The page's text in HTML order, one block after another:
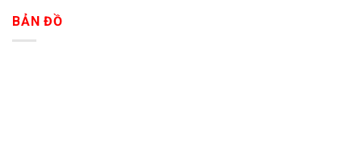
BẢN ĐỒ